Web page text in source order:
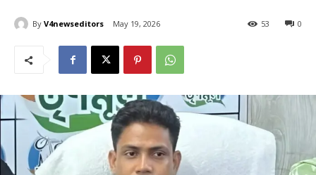
By V4newseditors May 19, 2026 0
53